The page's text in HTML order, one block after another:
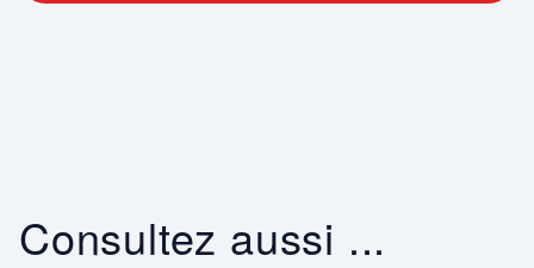
Consultez aussi ...